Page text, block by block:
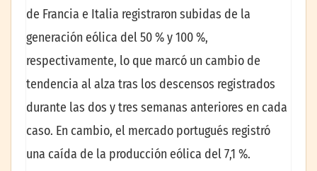
de Francia e Italia registraron subidas de la
generación eólica del 50 % y 100 %,
respectivamente, lo que marcó un cambio de
tendencia al alza tras los descensos registrados
durante las dos y tres semanas anteriores en cada
caso. En cambio, el mercado portugués registró
una caída de la producción eólica del 7,1 %.